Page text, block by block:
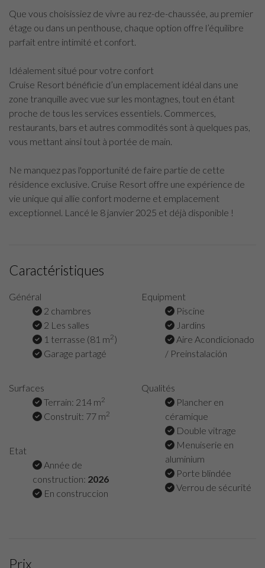
Que vous choisissiez de vivre au rez-de-chaussée, au premier
étage ou dans un penthouse, chaque option offre l’équilibre
parfait entre intimité et confort.
Idéalement situé pour votre confort
Cruise Resort bénéficie d’un emplacement idéal dans une
zone tranquille avec vue sur les montagnes, tout en étant
proche de tous les services essentiels. Commerces,
restaurants, bars et autres commodités sont à quelques pas,
vous mettant ainsi tout à portée de main.
Ne manquez pas l'opportunité de faire partie de cette
résidence exclusive. Cruise Resort offre une expérience de
vie unique qui allie confort moderne et emplacement
exceptionnel. Lancé le 8 janvier 2025 et déjà disponible !
Caractéristiques
Général
2 chambres
2 Les salles
1 terrasse (81 m2)
Garage partagé
Surfaces
Terrain: 214 m2
Construit: 77 m2
Etat
Année de
construction: 2026
En construccion
Equipment
Piscine
Jardins
Aire Acondicionado
/ Preinstalación
Qualités
Plancher en
céramique
Double vitrage
Menuiserie en
aluminium
Porte blindée
Verrou de sécurité
Prix